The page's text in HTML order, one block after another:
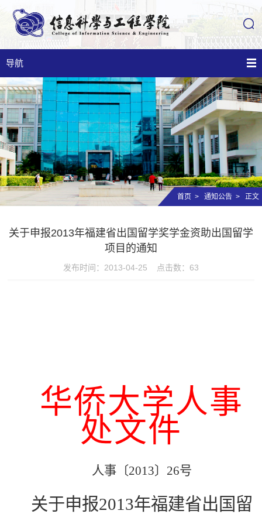
导航
首页 > 通知公告 > 正文
关于申报2013年福建省出国留学奖学金资助出国留学
项目的通知
发布时间：2013-04-25 点击数： 63
华侨大学人事
处文件
人事〔2013〕 26号
关于申报2013年福建省出国留